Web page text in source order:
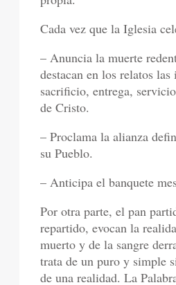
Cada vez que la Iglesia
– Anuncia la muerte
destacan en los relatos
sacrificio, entrega,
de Cristo.
– Proclama la alianza
su Pueblo.
– Anticipa el banquete
Por otra parte, el pan
repartido, evocan la
muerto y de la sangre
trata de un puro y simple
de una realidad. La